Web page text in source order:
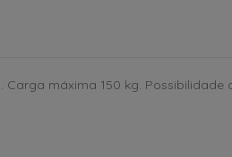
máxima 150 kg.